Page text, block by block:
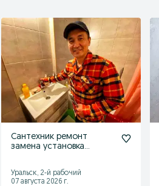
Сантехник ремонт
замена установка
Уральск, 2-й рабочий
07 августа 2026 г.